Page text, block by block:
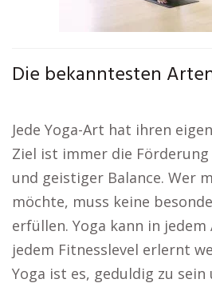
Die bekanntesten
Jede Yoga-Art hat ihren
Ziel ist immer die
und geistiger Balance. Wer
möchte, muss keine
erfüllen. Yoga kann in
jedem Fitnesslevel erlernt
Yoga ist es, geduldig zu